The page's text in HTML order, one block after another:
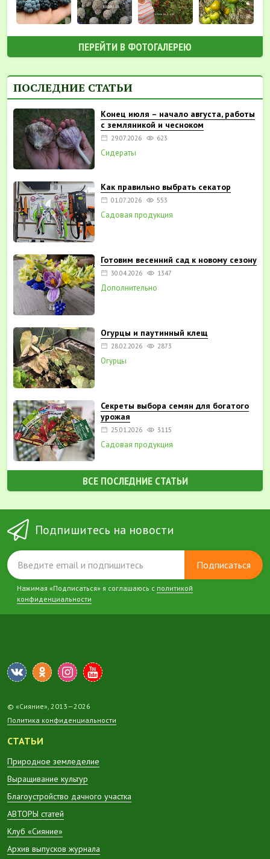
ПЕРЕЙТИ В ФОТОГАЛЕРЕЮ
ПОСЛЕДНИЕ СТАТЬИ
Конец июля – начало августа, работы
с земляникой и чесноком
29.07.2026 623
Сидераты
Как правильно выбрать секатор
01.07.2026 553
Садовая продукция
Готовим весенний сад к новому сезону
30.04.2026 1347
Дополнительно
Огурцы и паутинный клещ
28.02.2026 2873
Огурцы
Секреты выбора семян для богатого
урожая
25.01.2026 3115
Садовая продукция
ВСЕ ПОСЛЕДНИЕ СТАТЬИ
Подпишитесь на новости
Подписаться
Нажимая «Подписаться» я соглашаюсь с политикой
конфиденциальности
© «Сияние», 2013—2026
Политика конфиденциальности
СТАТЬИ
Природное земледелие
Выращивание культур
Благоустройство дачного участка
АВТОРЫ статей
Клуб «Сияние»
Архив выпусков журнала